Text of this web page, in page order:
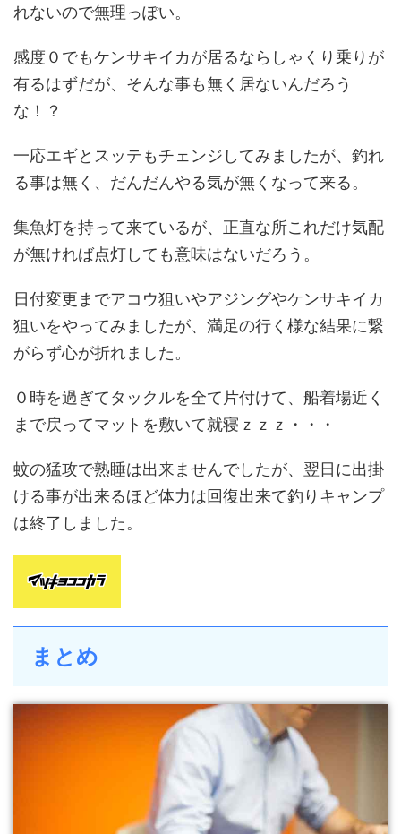
れないので無理っぽい。
感度０でもケンサキイカが居るならしゃくり乗りが
有るはずだが、そんな事も無く居ないんだろう
な！？
一応エギとスッテもチェンジしてみましたが、釣れ
る事は無く、だんだんやる気が無くなって来る。
集魚灯を持って来ているが、正直な所これだけ気配
が無ければ点灯しても意味はないだろう。
日付変更までアコウ狙いやアジングやケンサキイカ
狙いをやってみましたが、満足の行く様な結果に繋
がらず心が折れました。
０時を過ぎてタックルを全て片付けて、船着場近く
まで戻ってマットを敷いて就寝ｚｚｚ・・・
蚊の猛攻で熟睡は出来ませんでしたが、翌日に出掛
ける事が出来るほど体力は回復出来て釣りキャンプ
は終了しました。
まとめ